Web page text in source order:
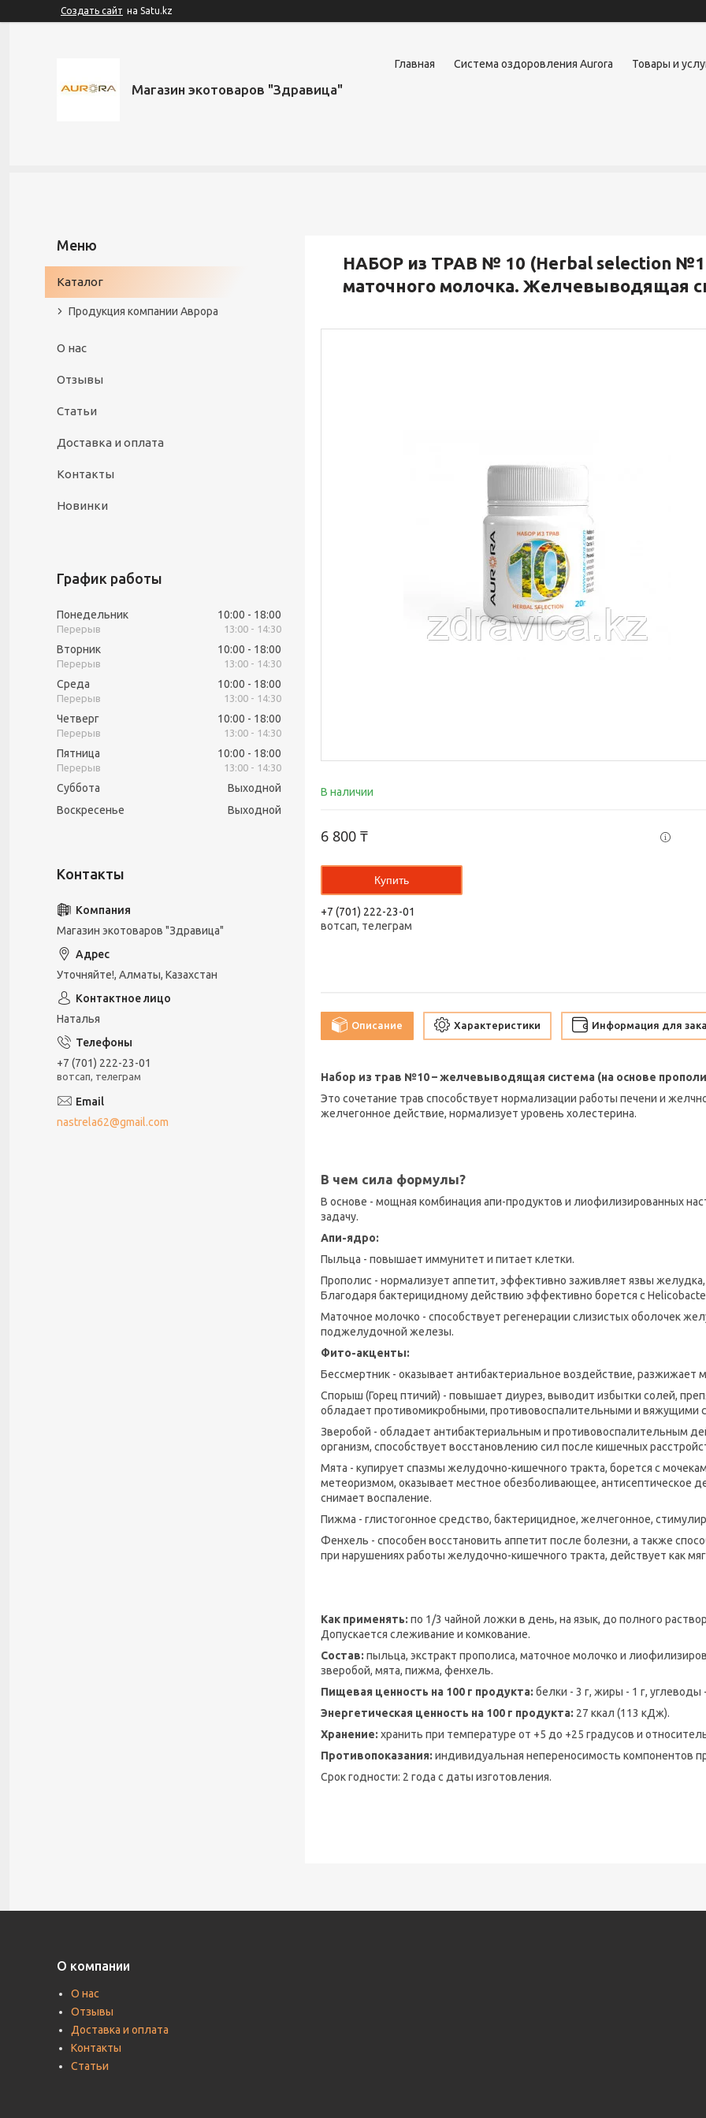
Создать сайт на Satu.kz
Магазин экотоваров "Здравица"
Главная Система оздоровления Aurora Товары и
НАБОР из ТРАВ № 10 (Herbal selection
маточного молочка. Желчевыводящая
В наличии
6 800 ₸
Купить
+7 (701) 222-23-01
вотсап, телеграм
Описание Характеристики Информация для
Набор из трав №10 – желчевыводящая система (на основе
Это сочетание трав способствует нормализации работы печени и
желчегонное действие, нормализует уровень холестерина.
В чем сила формулы?
В основе - мощная комбинация апи-продуктов и лиофилизированных
задачу.
Апи-ядро:
Пыльца - повышает иммунитет и питает клетки.
Прополис - нормализует аппетит, эффективно заживляет язвы
Благодаря бактерицидному действию эффективно борется с
Маточное молочко - способствует регенерации слизистых оболочек
поджелудочной железы.
Фито-акценты:
Бессмертник - оказывает антибактериальное воздействие, разжижает
Спорыш (Горец птичий) - повышает диурез, выводит избытки солей,
обладает противомикробными, противовоспалительными и вяжущими
Зверобой - обладает антибактериальным и противовоспалительным
организм, способствует восстановлению сил после кишечных
Мята - купирует спазмы желудочно-кишечного тракта, борется с
метеоризмом, оказывает местное обезболивающее, антисептическое
снимает воспаление.
Пижма - глистогонное средство, бактерицидное, желчегонное,
Фенхель - способен восстановить аппетит после болезни, а также
при нарушениях работы желудочно-кишечного тракта, действует как
Как применять: по 1/3 чайной ложки в день, на язык, до полного
Допускается слеживание и комкование.
Состав: пыльца, экстракт прополиса, маточное молочко и
зверобой, мята, пижма, фенхель.
Пищевая ценность на 100 г продукта: белки - 3 г, жиры - 1 г, углеводы
Энергетическая ценность на 100 г продукта: 27 ккал (113 кДж).
Хранение: хранить при температуре от +5 до +25 градусов и
Противопоказания: индивидуальная непереносимость компонентов
Срок годности: 2 года с даты изготовления.
Каталог
Продукция компании Аврора
О нас
Отзывы
Статьи
Доставка и оплата
Контакты
Новинки
График работы
Понедельник 10:00 18:00
13:00 14:30
Вторник 10:00 18:00
13:00 14:30
Среда 10:00 18:00
13:00 14:30
Четверг 10:00 18:00
13:00 14:30
Пятница 10:00 18:00
13:00 14:30
Суббота
Выходной
Воскресенье
Выходной
Магазин экотоваров "Здравица"
Уточняйте!, Алматы, Казахстан
Наталья
+7 (701) 222-23-01
вотсап, телеграм
nastrela62@gmail.com
О компании
О нас
Отзывы
Доставка и оплата
Контакты
Статьи